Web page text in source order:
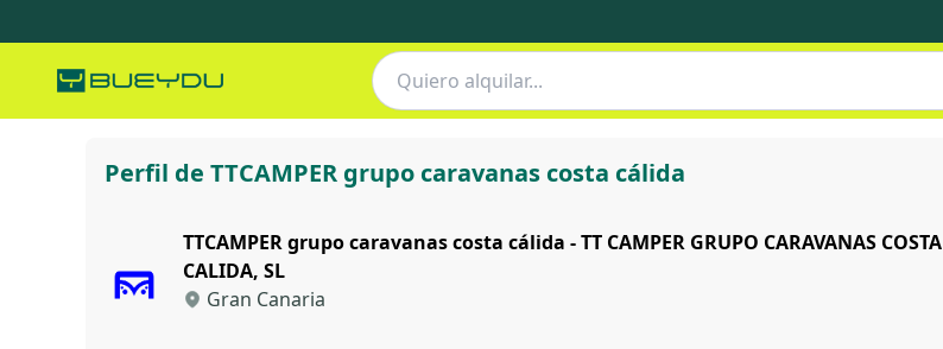
Perfil de TTCAMPER grupo caravanas costa cálida
TTCAMPER grupo caravanas costa cálida - TT CAMPER GRUPO CARAVANAS COSTA
CALIDA, SL
Gran Canaria